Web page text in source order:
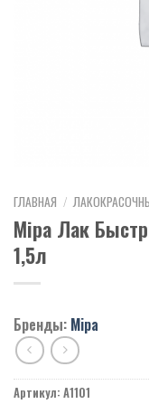
ГЛАВНАЯ /
Mipa Лак
1,5л
Бренды: Mipa
Артикул: A1101